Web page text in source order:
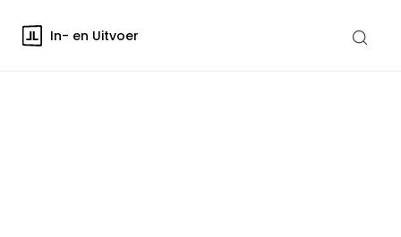
In- en Uitvoer